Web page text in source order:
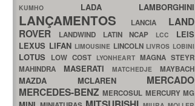
KUMHO LADA LAMBORGHINI
LANÇAMENTOS LANCIA LAND
ROVER
LANDWIND LATIN NCAP LCC LEIS
LEXUS LIFAN LIMOUSINE LINCOLN LIVROS LOBINI
LOTUS LOW COST LYONHEART MAGNA STEYR
MAHINDRA MASERATIMATCHEDJEMAYBACH
MAZDA MCLAREN MERCADO
MERCEDES-BENZMERCOSUL MERCURYMG